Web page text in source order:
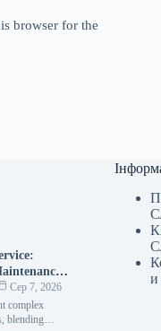
browser for the
Сер 7, 2026
complex
blending
и